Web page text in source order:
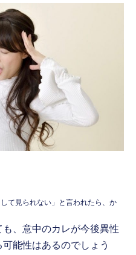
て見られない」と言われたら、か
、意中のカレが今後異性
能性はあるのでしょう